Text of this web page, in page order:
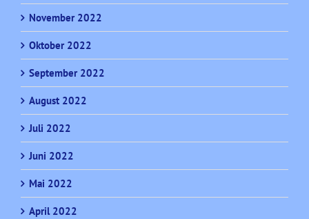
November 2022
Oktober 2022
September 2022
August 2022
Juli 2022
Juni 2022
Mai 2022
April 2022